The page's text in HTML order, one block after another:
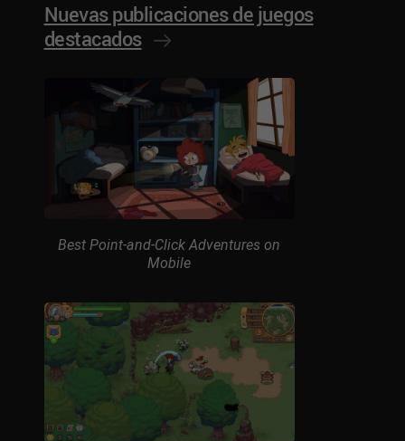
Nuevas publicaciones de juegos
destacados
Best Point-and-Click Adventures on
Mobile